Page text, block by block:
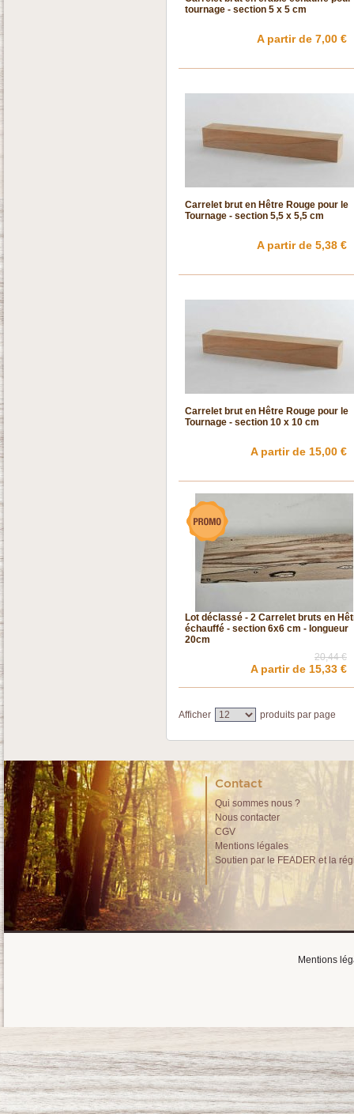
tournage - section 5 x 5 cm
A partir de 7,00 €
Carrelet brut en Hêtre Rouge pour le
Tournage - section 5,5 x 5,5 cm
A partir de 5,38 €
Carrelet brut en Hêtre Rouge pour le
Tournage - section 10 x 10 cm
A partir de 15,00 €
Lot déclassé - 2 Carrelet bruts en
échauffé - section 6x6 cm - longueur
20cm
20,44 €
A partir de 15,33 €
Afficher produits par page
Contact
Qui sommes nous ?
Nous contacter
CGV
Mentions légales
Soutien par le FEADER et la
Mentions